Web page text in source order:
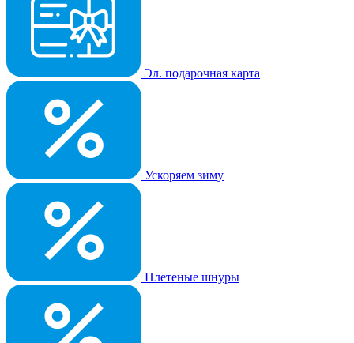
Эл. подарочная карта
Ускоряем зиму
Плетеные шнуры